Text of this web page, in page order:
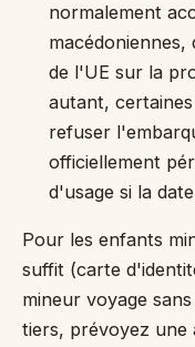
normalement
macédoniennes,
de l'UE sur la
autant,
refuser
officiellement
d'usage si la
Pour les enfants
suffit (carte
mineur voyage
tiers, prévoyez une